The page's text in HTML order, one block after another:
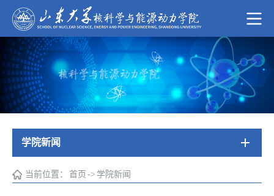
学院新闻
当前位置： 首页 -> 学院新闻